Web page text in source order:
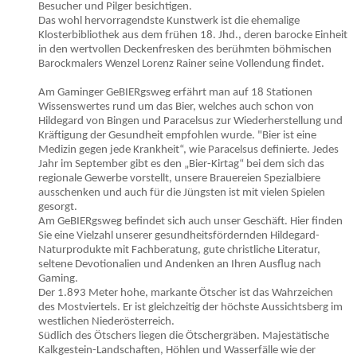
Besucher und Pilger besichtigen.
Das wohl hervorragendste Kunstwerk ist die ehemalige
Klosterbibliothek aus dem frühen 18. Jhd., deren barocke Einheit
in den wertvollen Deckenfresken des berühmten böhmischen
Barockmalers Wenzel Lorenz Rainer seine Vollendung findet.
Am Gaminger GeBIERgsweg erfährt man auf 18 Stationen
Wissenswertes rund um das Bier, welches auch schon von
Hildegard von Bingen und Paracelsus zur Wiederherstellung und
Kräftigung der Gesundheit empfohlen wurde. "Bier ist eine
Medizin gegen jede Krankheit“, wie Paracelsus definierte. Jedes
Jahr im September gibt es den „Bier-Kirtag“ bei dem sich das
regionale Gewerbe vorstellt, unsere Brauereien Spezialbiere
ausschenken und auch für die Jüngsten ist mit vielen Spielen
gesorgt.
Am GeBIERgsweg befindet sich auch unser Geschäft. Hier finden
Sie eine Vielzahl unserer gesundheitsfördernden Hildegard-
Naturprodukte mit Fachberatung, gute christliche Literatur,
seltene Devotionalien und Andenken an Ihren Ausflug nach
Gaming.
Der 1.893 Meter hohe, markante Ötscher ist das Wahrzeichen
des Mostviertels. Er ist gleichzeitig der höchste Aussichtsberg im
westlichen Niederösterreich.
Südlich des Ötschers liegen die Ötschergräben. Majestätische
Kalkgestein-Landschaften, Höhlen und Wasserfälle wie der